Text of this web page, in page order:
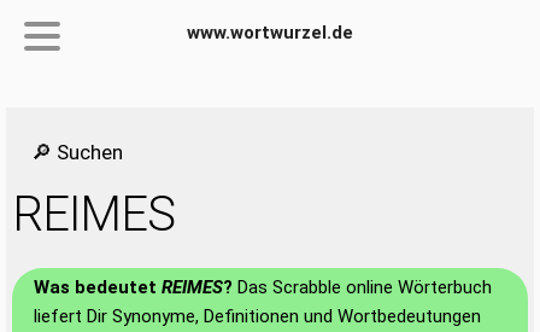
www.wortwurzel.de
🔎 Suchen
REIMES
Was bedeutet REIMES? Das Scrabble online Wörterbuch
liefert Dir Synonyme, Definitionen und Wortbedeutungen